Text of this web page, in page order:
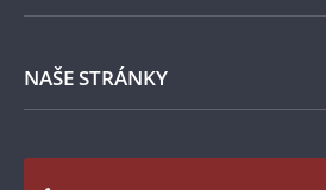
100. výročie vzniku Česko-Slovenska
Ochrana osobných údajov
Napíšte nám
NAŠE STRÁNKY
Blog Pokladnica mincí